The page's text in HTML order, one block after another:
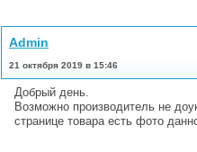
Admin
21 октября 2019 в 15:46
Добрый день.
Возможно производитель не
странице товара есть фото